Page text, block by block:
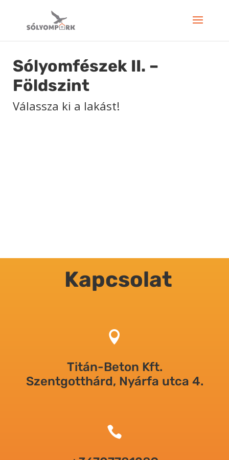
Sólyomfészek II. –
Földszint
Válassza ki a lakást!
Kapcsolat

Titán-Beton Kft.
Szentgotthárd, Nyárfa utca 4.
